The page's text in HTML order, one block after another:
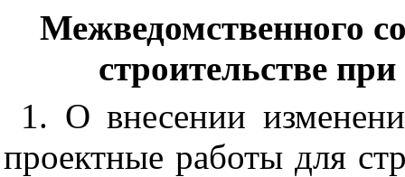
Межведомственного
строительстве
1. О внесении
проектные работы для